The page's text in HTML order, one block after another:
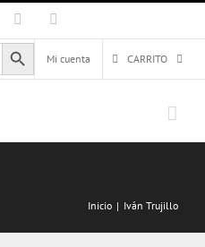
Instagram
Botón de búsqueda
Mi cuenta
CARRITO
Inicio Iván Trujillo